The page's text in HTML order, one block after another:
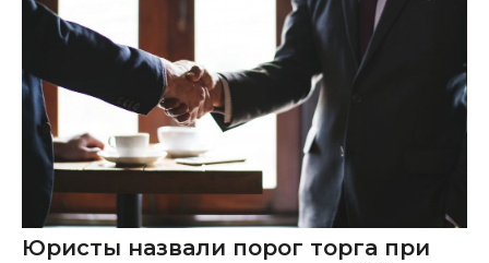
Юристы назвали порог торга при